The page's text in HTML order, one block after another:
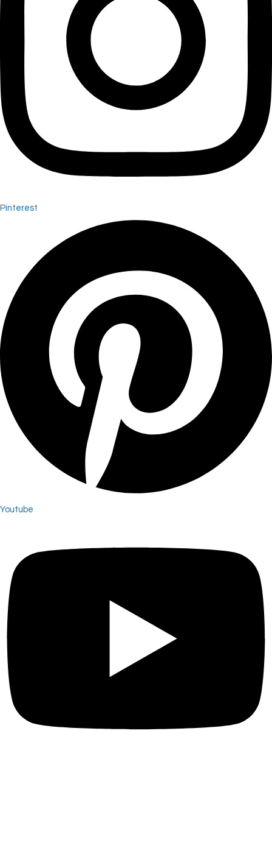
Pinterest
Youtube